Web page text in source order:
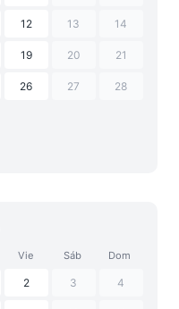
12 13 14
19 20 21
26 27 28
Vie Sáb Dom
2 3 4